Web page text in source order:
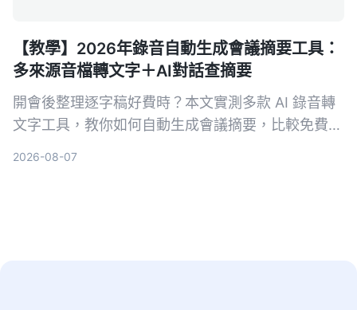
【教學】2026年錄音自動生成會議摘要工具：
多來源音檔轉文字＋AI對話查摘要
開會後整理逐字稿好費時？本文實測多款 AI 錄音轉
文字工具，教你如何自動生成會議摘要，比較免費與
2026-08-07